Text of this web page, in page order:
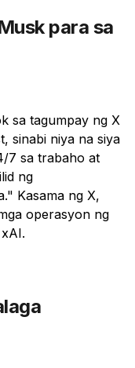
para sa
sa tagumpay ng X
sinabi niya na siya
7 sa trabaho at
ng
Kasama ng X,
operasyon ng